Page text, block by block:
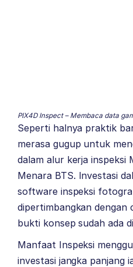
PIX4D Inspect – Membaca data
Seperti halnya praktik
merasa gugup untuk
dalam alur kerja inspeksi
Menara BTS. Investasi
software inspeksi
dipertimbangkan dengan
bukti konsep sudah ada
Manfaat Inspeksi
investasi jangka panjang